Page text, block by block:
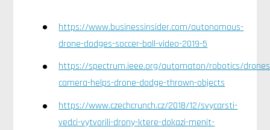
https://www.businessinsider.com/autonomous-
drone-dodges-soccer-ball-video-2019-5
https://spectrum.ieee.org/automaton/robotics/
camera-helps-drone-dodge-thrown-objects
https://www.czechcrunch.cz/2018/12/svycarsti-
vedci-vytvorili-drony-ktere-dokazi-menit-